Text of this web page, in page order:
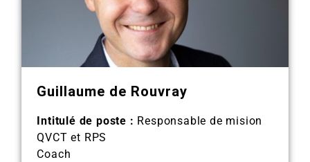
Guillaume de Rouvray
Intitulé de poste : Responsable de mision
QVCT et RPS
Coach